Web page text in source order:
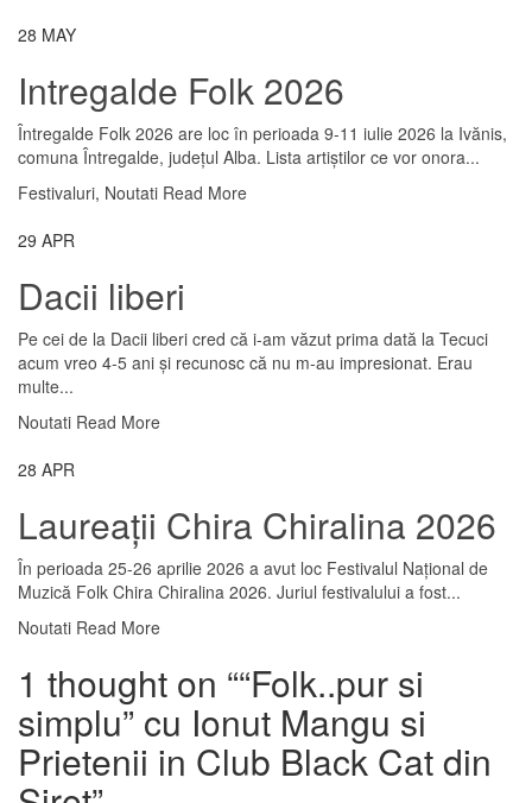
28 MAY
Intregalde Folk 2026
Întregalde Folk 2026 are loc în perioada 9-11 iulie 2026 la Ivănis,
comuna Întregalde, județul Alba. Lista artiștilor ce vor onora...
Festivaluri, Noutati Read More
29 APR
Dacii liberi
Pe cei de la Dacii liberi cred că i-am văzut prima dată la Tecuci
acum vreo 4-5 ani și recunosc că nu m-au impresionat. Erau
multe...
Noutati Read More
28 APR
Laureații Chira Chiralina 2026
În perioada 25-26 aprilie 2026 a avut loc Festivalul Național de
Muzică Folk Chira Chiralina 2026. Juriul festivalului a fost...
Noutati Read More
1 thought on ““Folk..pur si
simplu” cu Ionut Mangu si
Prietenii in Club Black Cat din